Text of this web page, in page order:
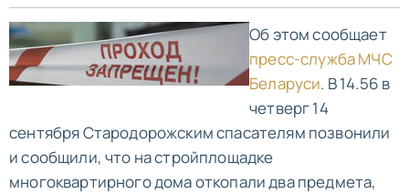
Об этом сообщает
пресс-служба МЧС
Беларуси. В 14.56 в
четверг 14
сентября Стародорожским спасателям позвонили
и сообщили, что на стройплощадке
многоквартирного дома откопали два предмета,